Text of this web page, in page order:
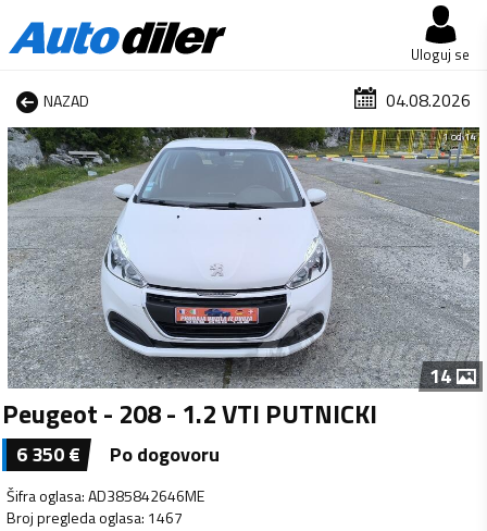
Uloguj se
NAZAD 04.08.2026
1 od 14
14
Peugeot - 208 - 1.2 VTI PUTNICKI
6 350€ Po dogovoru
Šifra oglasa:AD385842646ME
Broj pregleda oglasa: 1467